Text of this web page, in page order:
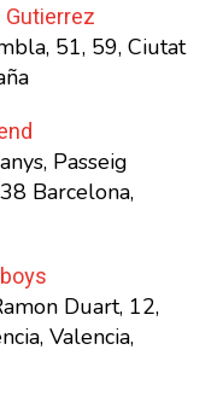
51, 59, Ciutat
Passeig
Barcelona,
Duart, 12,
Valencia,